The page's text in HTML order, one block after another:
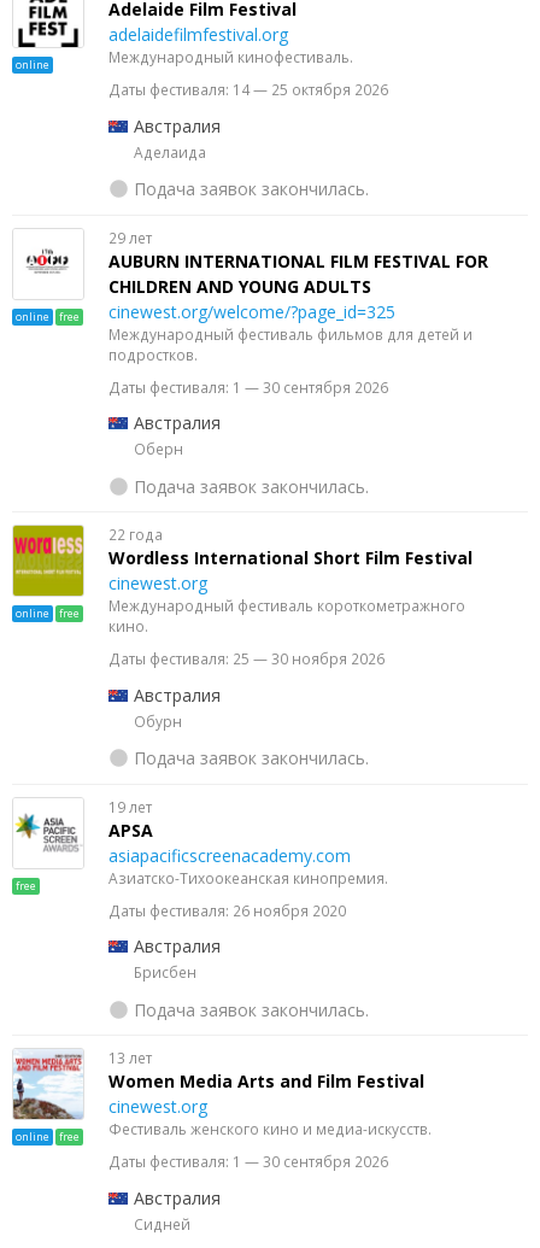
online
Adelaide Film Festival
adelaidefilmfestival.org
Международный кинофестиваль.
Даты фестиваля: 14 — 25 октября 2026
Австралия
Аделаида
Подача заявок закончилась.
online free
29 лет
AUBURN INTERNATIONAL FILM FESTIVAL FOR
CHILDREN AND YOUNG ADULTS
cinewest.org/welcome/?page_id=325
Международный фестиваль фильмов для детей и
подростков.
Даты фестиваля: 1 — 30 сентября 2026
Австралия
Оберн
Подача заявок закончилась.
online free
22 года
Wordless International Short Film Festival
cinewest.org
Международный фестиваль короткометражного
кино.
Даты фестиваля: 25 — 30 ноября 2026
Австралия
Обурн
Подача заявок закончилась.
free
19 лет
APSA
asiapacificscreenacademy.com
Азиатско-Тихоокеанская кинопремия.
Даты фестиваля: 26 ноября 2020
Австралия
Брисбен
Подача заявок закончилась.
online free
13 лет
Women Media Arts and Film Festival
cinewest.org
Фестиваль женского кино и медиа-искусств.
Даты фестиваля: 1 — 30 сентября 2026
Австралия
Сидней